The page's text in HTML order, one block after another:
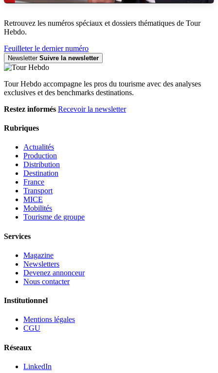
Retrouvez les numéros spéciaux et dossiers thématiques de Tour
Hebdo.
Feuilleter le dernier numéro
Newsletter Suivre la newsletter
Tour Hebdo accompagne les pros du tourisme avec des analyses
exclusives et des benchmarks destinations.
Restez informés Recevoir la newsletter
Rubriques
Actualités
Production
Distribution
Destination
France
Transport
MICE
Mobilités
Tourisme de groupe
Services
Magazine
Newsletters
Devenez annonceur
Nous contacter
Institutionnel
Mentions légales
CGU
Réseaux
LinkedIn